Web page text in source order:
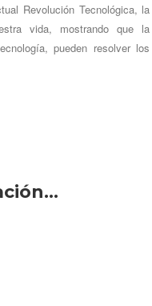
Revolución Tecnológica, la
vida, mostrando que la
pueden resolver los